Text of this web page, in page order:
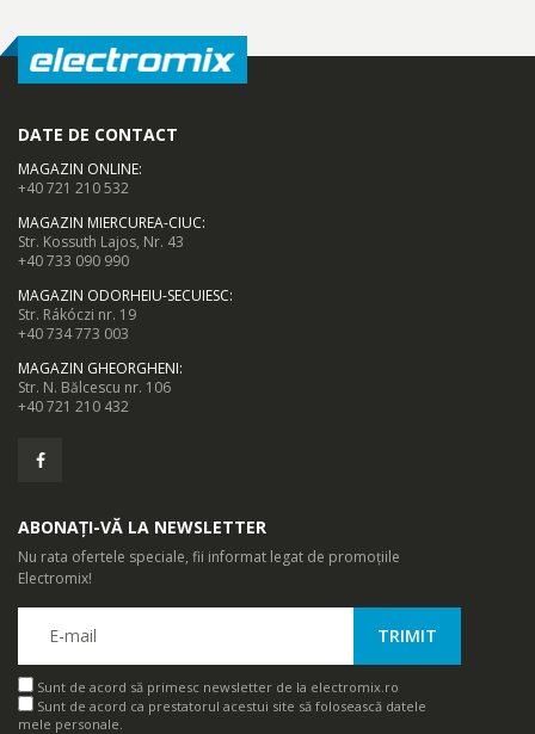
DATE DE CONTACT
MAGAZIN ONLINE:
+40 721 210 532
MAGAZIN MIERCUREA-CIUC:
Str. Kossuth Lajos, Nr. 43
+40 733 090 990
MAGAZIN ODORHEIU-SECUIESC:
Str. Rákóczi nr. 19
+40 734 773 003
MAGAZIN GHEORGHENI:
Str. N. Bălcescu nr. 106
+40 721 210 432
ABONAȚI-VĂ LA NEWSLETTER
Nu rata ofertele speciale, fii informat legat de promoțiile
Electromix!
Sunt de acord să primesc newsletter de la electromix.ro
Sunt de acord ca prestatorul acestui site să folosească datele
mele personale.